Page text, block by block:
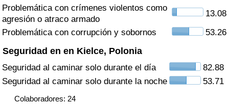
Problemática con crímenes violentos como
agresión o atraco armado
13.08
Problemática con corrupción y sobornos
53.26
Seguridad en en Kielce, Polonia
Seguridad al caminar solo durante el día
82.88
Seguridad al caminar solo durante la noche
53.71
Colaboradores: 24
Tráfico
Índice de Tráfico
Índice de Tráfico (Actual)
Índice de Tráfico por País